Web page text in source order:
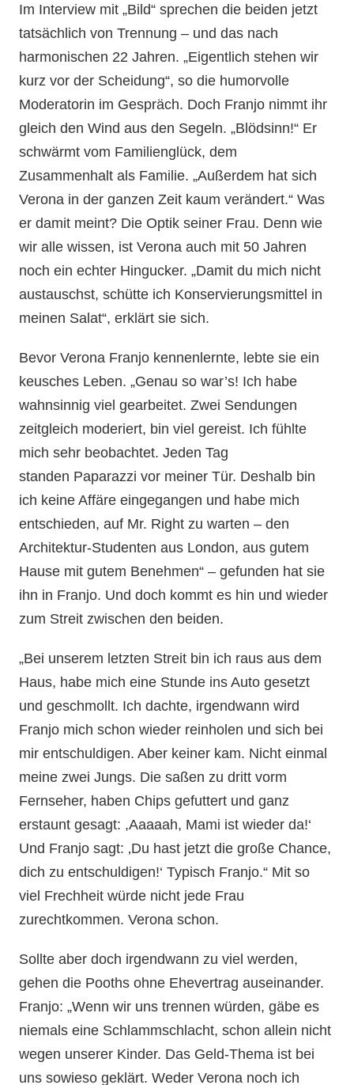
Im Interview mit „Bild“ sprechen die beiden jetzt
tatsächlich von Trennung – und das nach
harmonischen 22 Jahren. „Eigentlich stehen wir
kurz vor der Scheidung“, so die humorvolle
Moderatorin im Gespräch. Doch Franjo nimmt ihr
gleich den Wind aus den Segeln. „Blödsinn!“ Er
schwärmt vom Familienglück, dem
Zusammenhalt als Familie. „Außerdem hat sich
Verona in der ganzen Zeit kaum verändert.“ Was
er damit meint? Die Optik seiner Frau. Denn wie
wir alle wissen, ist Verona auch mit 50 Jahren
noch ein echter Hingucker. „Damit du mich nicht
austauschst, schütte ich Konservierungsmittel in
meinen Salat“, erklärt sie sich.
Bevor Verona Franjo kennenlernte, lebte sie ein
keusches Leben. „Genau so war’s! Ich habe
wahnsinnig viel gearbeitet. Zwei Sendungen
zeitgleich moderiert, bin viel gereist. Ich fühlte
mich sehr beobachtet. Jeden Tag
standen Paparazzi vor meiner Tür. Deshalb bin
ich keine Affäre eingegangen und habe mich
entschieden, auf Mr. Right zu warten – den
Architektur-Studenten aus London, aus gutem
Hause mit gutem Benehmen“ – gefunden hat sie
ihn in Franjo. Und doch kommt es hin und wieder
zum Streit zwischen den beiden.
„Bei unserem letzten Streit bin ich raus aus dem
Haus, habe mich eine Stunde ins Auto gesetzt
und geschmollt. Ich dachte, irgendwann wird
Franjo mich schon wieder reinholen und sich bei
mir entschuldigen. Aber keiner kam. Nicht einmal
meine zwei Jungs. Die saßen zu dritt vorm
Fernseher, haben Chips gefuttert und ganz
erstaunt gesagt: ,Aaaaah, Mami ist wieder da!‘
Und Franjo sagt: ‚Du hast jetzt die große Chance,
dich zu entschuldigen!‘ Typisch Franjo.“ Mit so
viel Frechheit würde nicht jede Frau
zurechtkommen. Verona schon.
Sollte aber doch irgendwann zu viel werden,
gehen die Pooths ohne Ehevertrag auseinander.
Franjo: „Wenn wir uns trennen würden, gäbe es
niemals eine Schlammschlacht, schon allein nicht
wegen unserer Kinder. Das Geld-Thema ist bei
uns sowieso geklärt. Weder Verona noch ich